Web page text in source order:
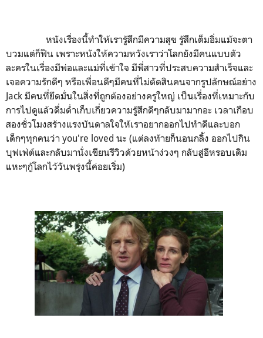
หนังเรื่องนี้ทำให้เรารู้สึกมีความสุข รู้สึกเต็มอิ่มแม้จะตา
บวมแต่ก็ฟิน เพราะหนังให้ความหวังเราว่าโลกยังมีคนแบบตัว
ละครในเรื่องมีพ่อและแม่ที่เข้าใจ มีพี่สาวที่ประสบความสำเร็จและ
เจอความรักดีๆ หรือเพื่อนดีๆมีคนที่ไม่ตัดสินคนจากรูปลักษณ์อย่าง
Jack มีคนที่ยึดมั่นในสิ่งที่ถูกต้องอย่างครูใหญ่ เป็นเรื่องที่เหมาะกับ
การไปดูแล้วดื่มด่ำเก็บเกี่ยวความรู้สึกดีๆกลับมามากอะ เวลาเกือบ
สองชั่วโมงสร้างแรงบันดาลใจให้เราอยากออกไปทำดีและบอก
เด็กๆทุกคนว่า you're loved นะ (แต่ลงท้ายก็นอนกลิ้ง ออกไปกิน
บุฟเฟ่ต์และกลับมานั่งเขียนรีวิวด้วยหน้าง่วงๆ กลับสู่อีหรอบเดิม
แหะๆกู้โลกไว้วันพรุ่งนี้ค่อยเริ่ม)